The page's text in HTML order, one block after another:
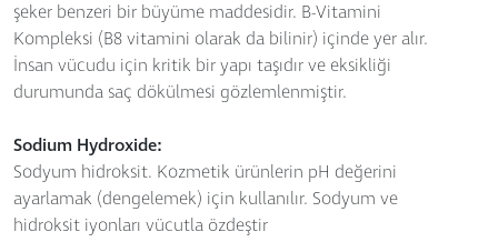
şeker benzeri bir büyüme maddesidir. B-Vitamini
Kompleksi (B8 vitamini olarak da bilinir) içinde yer alır.
İnsan vücudu için kritik bir yapı taşıdır ve eksikliği
durumunda saç dökülmesi gözlemlenmiştir.
Sodium Hydroxide:
Sodyum hidroksit. Kozmetik ürünlerin pH değerini
ayarlamak (dengelemek) için kullanılır. Sodyum ve
hidroksit iyonları vücutla özdeştir